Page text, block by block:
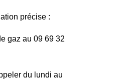
précise :
gaz au 09 69 32
du lundi au